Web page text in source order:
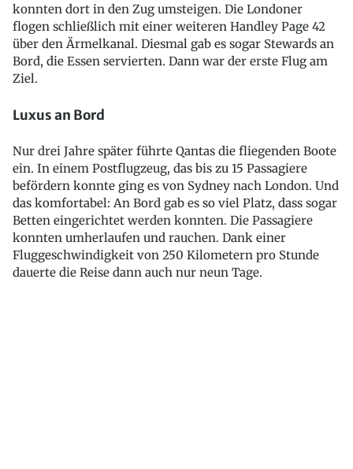
konnten dort in den Zug umsteigen. Die Londoner
flogen schließlich mit einer weiteren Handley Page 42
über den Ärmelkanal. Diesmal gab es sogar Stewards an
Bord, die Essen servierten. Dann war der erste Flug am
Ziel.
Luxus an Bord
Nur drei Jahre später führte Qantas die fliegenden Boote
ein. In einem Postflugzeug, das bis zu 15 Passagiere
befördern konnte ging es von Sydney nach London. Und
das komfortabel: An Bord gab es so viel Platz, dass sogar
Betten eingerichtet werden konnten. Die Passagiere
konnten umherlaufen und rauchen. Dank einer
Fluggeschwindigkeit von 250 Kilometern pro Stunde
dauerte die Reise dann auch nur neun Tage.